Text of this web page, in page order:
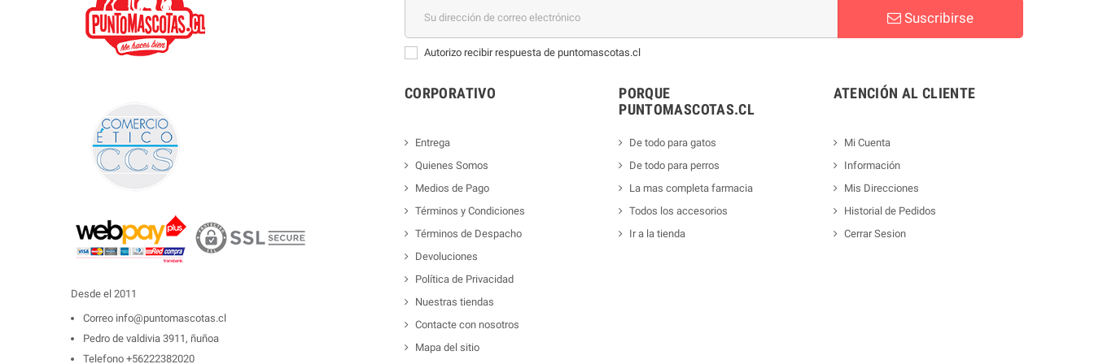
Desde el 2011
Correo info@puntomascotas.cl
Pedro de valdivia 3911, ñuñoa
Telefono +56222382020
Suscribirse
Autorizo recibir respuesta de puntomascotas.cl
CORPORATIVO
Entrega
Quienes Somos
Medios de Pago
Términos y Condiciones
Términos de Despacho
Devoluciones
Política de Privacidad
Nuestras tiendas
Contacte con nosotros
Mapa del sitio
PORQUE
PUNTOMASCOTAS.CL
De todo para gatos
De todo para perros
La mas completa farmacia
Todos los accesorios
Ir a la tienda
ATENCIÓN AL CLIENTE
Mi Cuenta
Información
Mis Direcciones
Historial de Pedidos
Cerrar Sesion